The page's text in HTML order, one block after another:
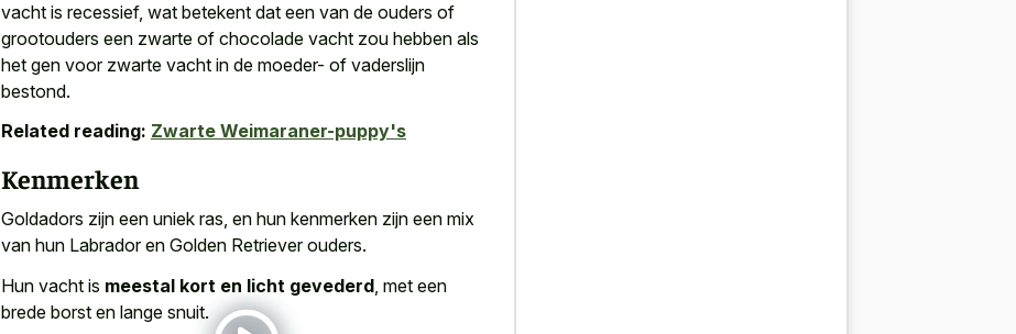
vacht is recessief, wat betekent dat een van de ouders of
grootouders een zwarte of chocolade vacht zou hebben als
het gen voor zwarte vacht in de moeder- of vaderslijn
bestond.
Related reading: Zwarte Weimaraner-puppy's
Kenmerken
Goldadors zijn een uniek ras, en hun kenmerken zijn een mix
van hun Labrador en Golden Retriever ouders.
Hun vacht is meestal kort en licht gevederd , met een
brede borst en lange snuit.